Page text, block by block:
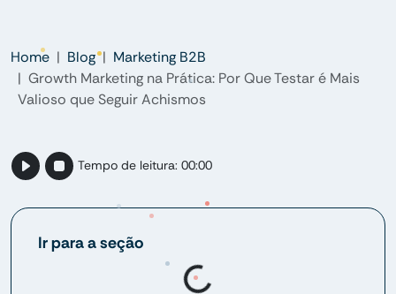
Home Blog
Marketing B2B
Growth Marketing na Prática: Por Que Testar é Mais
Valioso que Seguir Achismos
Tempo de leitura: 00:00
Ir para a seção Loading...